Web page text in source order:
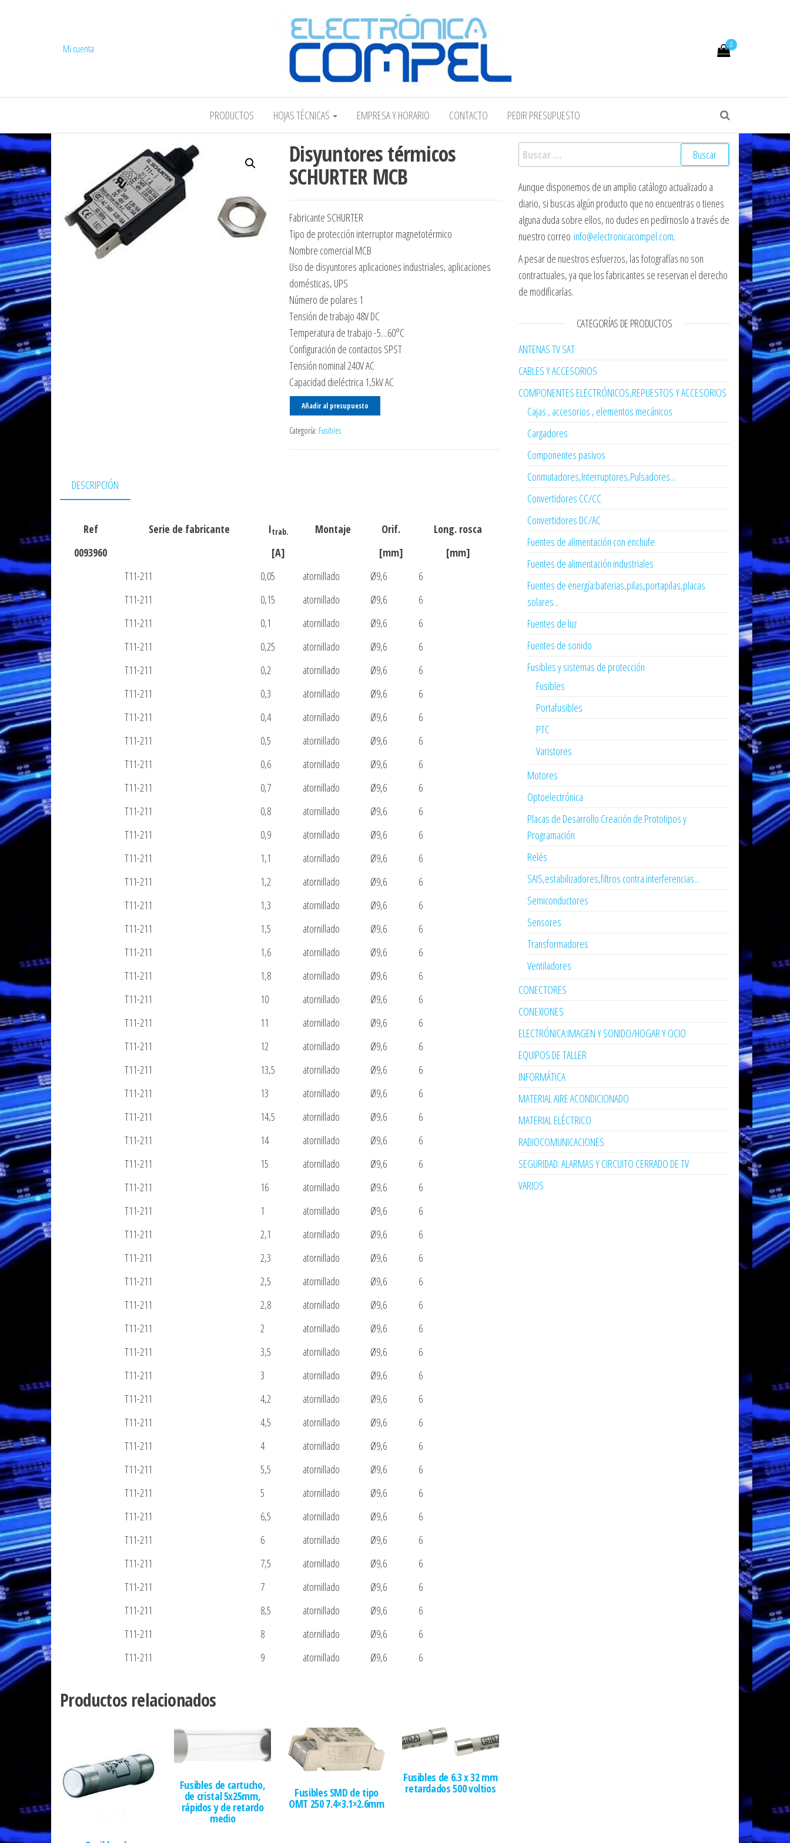
COMPEL Electrónica COMPEL
0
Mi cuenta
PRODUCTOS HOJAS TÉCNICAS EMPRESA Y HORARIO CONTACTO PEDIR PRESUPUESTO
Disyuntores térmicos
SCHURTER MCB
Fabricante SCHURTER
Tipo de protección interruptor magnetotérmico
Nombre comercial MCB
Uso de disyuntores aplicaciones industriales, aplicaciones
domésticas, UPS
Número de polares 1
Tensión de trabajo 48V DC
Temperatura de trabajo -5…60°C
Configuración de contactos SPST
Tensión nominal 240V AC
Capacidad dieléctrica 1,5kV AC
Añadir al presupuesto
Categoría: Fusibles
DESCRIPCIÓN
Ref Serie de fabricante Itrab. Montaje Orif.
Long. rosca
0093960
[A] [mm]
[mm]
T11-211
0,05 atornillado Ø9,6
6
T11-211
0,15 atornillado Ø9,6
6
T11-211
0,1 atornillado Ø9,6
6
T11-211
0,25 atornillado Ø9,6
6
T11-211
0,2 atornillado Ø9,6
6
T11-211
0,3 atornillado Ø9,6
6
T11-211
0,4 atornillado Ø9,6
6
T11-211
0,5 atornillado Ø9,6
6
T11-211
0,6 atornillado Ø9,6
6
T11-211
0,7 atornillado Ø9,6
6
T11-211
0,8 atornillado Ø9,6
6
T11-211
0,9 atornillado Ø9,6
6
T11-211
1,1 atornillado Ø9,6
6
T11-211
1,2 atornillado Ø9,6
6
T11-211
1,3 atornillado Ø9,6
6
T11-211
1,5 atornillado Ø9,6
6
T11-211
1,6 atornillado Ø9,6
6
T11-211
1,8 atornillado Ø9,6
6
T11-211
10 atornillado Ø9,6
6
T11-211
11 atornillado Ø9,6
6
T11-211
12 atornillado Ø9,6
6
T11-211
13,5 atornillado Ø9,6
6
T11-211
13 atornillado Ø9,6
6
T11-211
14,5 atornillado Ø9,6
6
T11-211
14 atornillado Ø9,6
6
T11-211
15 atornillado Ø9,6
6
T11-211
16 atornillado Ø9,6
6
T11-211
1 atornillado Ø9,6
6
T11-211
2,1 atornillado Ø9,6
6
T11-211
2,3 atornillado Ø9,6
6
T11-211
2,5 atornillado Ø9,6
6
T11-211
2,8 atornillado Ø9,6
6
T11-211
2 atornillado Ø9,6
6
T11-211
3,5 atornillado Ø9,6
6
T11-211
3 atornillado Ø9,6
6
T11-211
4,2 atornillado Ø9,6
6
T11-211
4,5 atornillado Ø9,6
6
T11-211
4 atornillado Ø9,6
6
T11-211
5,5 atornillado Ø9,6
6
T11-211
5 atornillado Ø9,6
6
T11-211
6,5 atornillado Ø9,6
6
T11-211
6 atornillado Ø9,6
6
T11-211
7,5 atornillado Ø9,6
6
T11-211
7 atornillado Ø9,6
6
T11-211
8,5 atornillado Ø9,6
6
T11-211
8 atornillado Ø9,6
6
T11-211
9 atornillado Ø9,6 6
Productos relacionados
Fusibles de cartucho,
de cristal 5x25mm,
rápidos y de retardo
medio
Fusibles SMD de tipo
OMT 250 7.4×3.1×2.6mm
Fusibles de 6.3 x 32 mm
retardados 500 voltios
Buscar:
Aunque disponemos de un amplio catálogo actualizado a
diario, si buscas algún producto que no encuentras o tienes
alguna duda sobre ellos, no dudes en pedírnoslo a través de
nuestro correo info@electronicacompel.com.
A pesar de nuestros esfuerzos, las fotografías no son
contractuales, ya que los fabricantes se reservan el derecho
de modificarlas.
CATEGORÍAS DE PRODUCTOS
ANTENAS TV SAT
CABLES Y ACCESORIOS
COMPONENTES ELECTRÓNICOS,REPUESTOS Y ACCESORIOS
Cajas , accesorios , elementos mecánicos
Cargadores
Componentes pasivos
Conmutadores,Interruptores,Pulsadores...
Convertidores CC/CC
Convertidores DC/AC
Fuentes de alimentación con enchufe
Fuentes de alimentación industriales
Fuentes de energía:baterias,pilas,portapilas,placas
solares...
Fuentes de luz
Fuentes de sonido
Fusibles y sistemas de protección
Fusibles
Portafusibles
PTC
Varistores
Motores
Optoelectrónica
Placas de Desarrollo.Creación de Prototipos y
Programación
Relés
SAIS,estabilizadores,filtros contra interferencias...
Semiconductores
Sensores
Transformadores
Ventiladores
CONECTORES
CONEXIONES
ELECTRÓNICA:IMAGEN Y SONIDO/HOGAR Y OCIO
EQUIPOS DE TALLER
INFORMÁTICA
MATERIAL AIRE ACONDICIONADO
MATERIAL ELÉCTRICO
RADIOCOMUNICACIONES
SEGURIDAD: ALARMAS Y CIRCUITO CERRADO DE TV
VARIOS